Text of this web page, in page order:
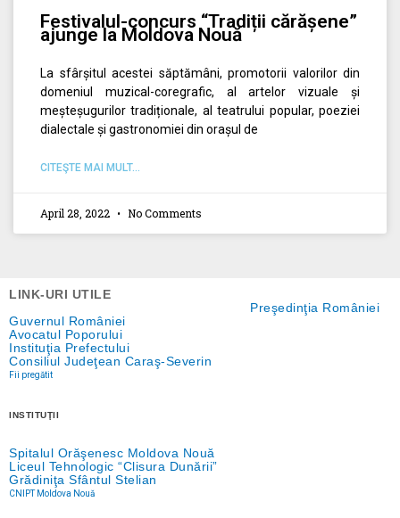
Festivalul-concurs “Tradiții cărășene”
ajunge la Moldova Nouă
La sfârșitul acestei săptămâni, promotorii valorilor din
domeniul muzical-coregrafic, al artelor vizuale și
meșteșugurilor tradiționale, al teatrului popular, poeziei
dialectale și gastronomiei din orașul de
CITEŞTE MAI MULT...
April 28, 2022 No Comments
LINK-URI UTILE
Preşedinţia României
Guvernul României
Avocatul Poporului
Instituţia Prefectului
Consiliul Judeţean Caraş-Severin
Fii pregătit
INSTITUŢII
Spitalul Orăşenesc Moldova Nouă
Liceul Tehnologic “Clisura Dunării”
Grădiniţa Sfântul Stelian
CNIPT Moldova Nouă